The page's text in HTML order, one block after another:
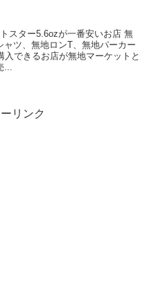
スター5.6ozが一番安いお店 無
ツ、無地ロンT、無地パーカー
できるお店が無地マーケットと
リンク